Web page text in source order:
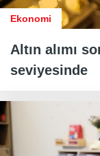
Ekonomi
Altın alımı
seviyesinde